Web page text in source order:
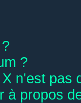
?
n'est pas
à propos